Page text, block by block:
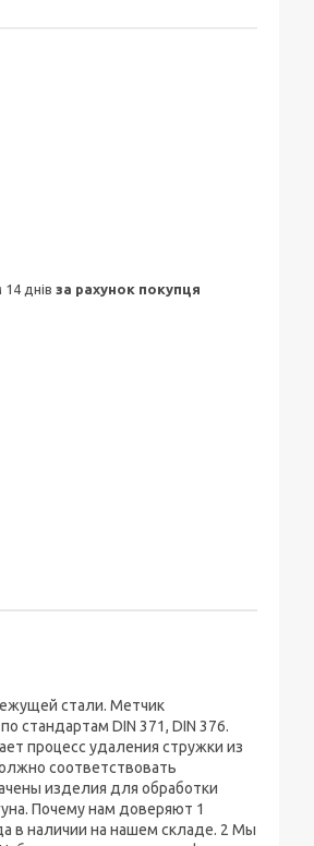
днів за рахунок покупця
стали. Метчик
стандартам DIN 371, DIN 376.
процесс удаления стружки из
соответствовать
изделия для обработки
Почему нам доверяют 1
в наличии на нашем складе. 2 Мы